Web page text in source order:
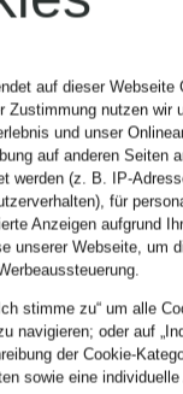
auf dieser
Zustimmung nutzen
und unser
auf anderen Seiten
werden (z. B. IP-
für
Anzeigen aufgrund
unserer Webseite, um
stimme zu“ um alle
navigieren; oder auf
der Cookie-
sowie eine